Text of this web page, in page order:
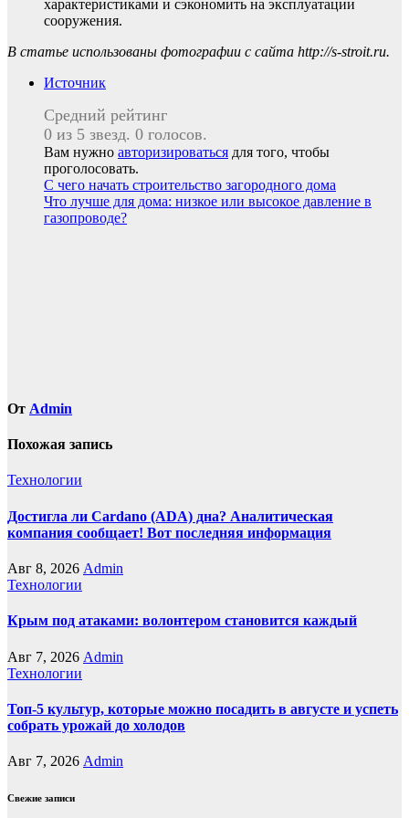
характеристиками и сэкономить на эксплуатации
сооружения.
В статье использованы фотографии с сайта http://s-stroit.ru.
Источник
Средний рейтинг
0 из 5 звезд. 0 голосов.
Вам нужно авторизироваться для того, чтобы
проголосовать.
Навигация
по
С чего начать строительство загородного дома
Что лучше для дома: низкое или высокое давление в
газопроводе?
От Admin
Похожая запись
Технологии
Достигла ли Cardano (ADA) дна? Аналитическая
компания сообщает! Вот последняя информация
Авг 8, 2026 Admin
Технологии
Крым под атаками: волонтером становится каждый
Авг 7, 2026 Admin
Технологии
Топ-5 культур, которые можно посадить в августе и успеть
собрать урожай до холодов
Авг 7, 2026 Admin
Свежие записи